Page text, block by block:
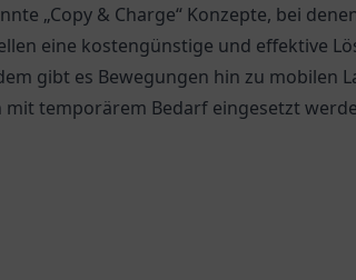
„Copy & Charge“ Konzepte, bei
eine kostengünstige und effektive
gibt es Bewegungen hin zu mobilen
temporärem Bedarf eingesetzt